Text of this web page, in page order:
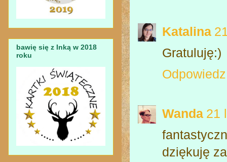
Katalina
Gratuluję:)
Odpowiedz
Wanda 21
dziękuję
bawię się z Inką w 2018
roku